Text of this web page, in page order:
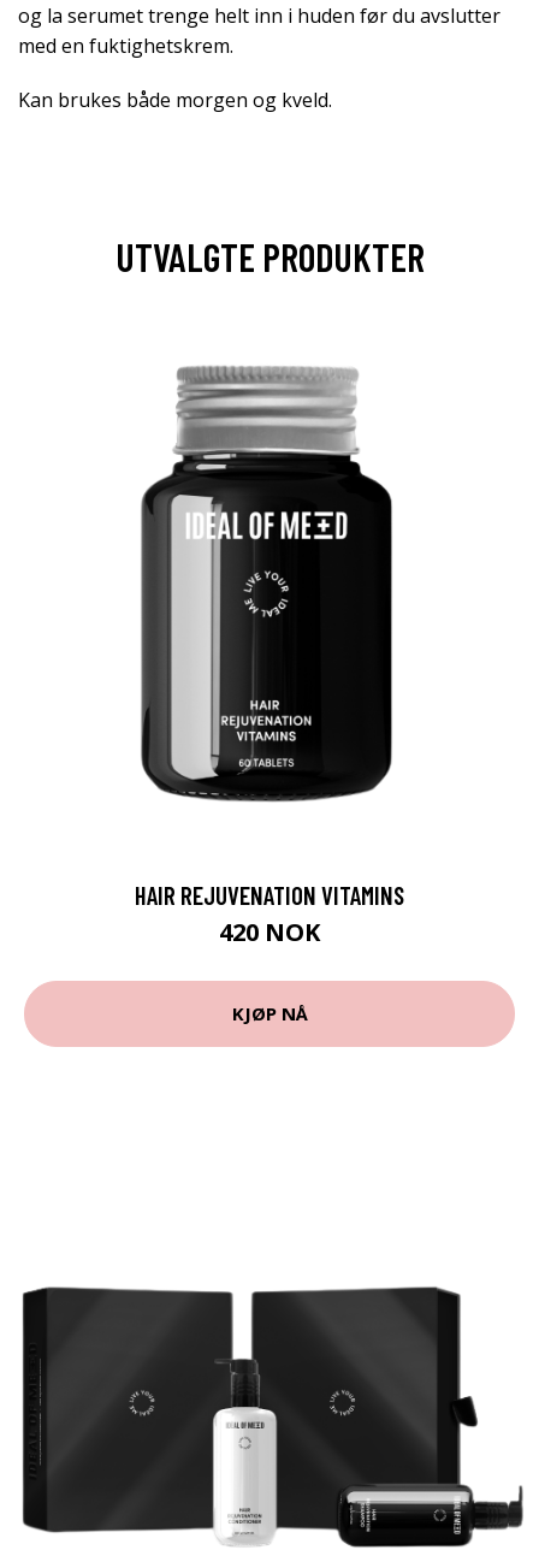
og la serumet trenge helt inn i huden før du avslutter
med en fuktighetskrem.
Kan brukes både morgen og kveld.
UTVALGTE PRODUKTER
HAIR REJUVENATION VITAMINS
420 NOK
KJØP NÅ